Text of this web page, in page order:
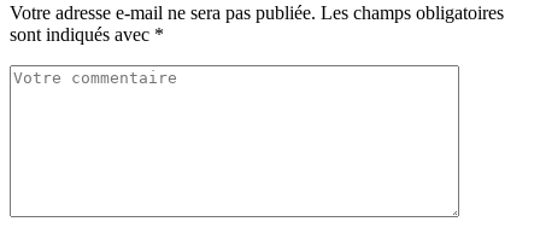
Votre adresse e-mail ne sera pas publiée. Les champs obligatoires
sont indiqués avec *